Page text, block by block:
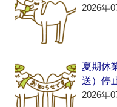
2026年
夏期休
送）停
2026年